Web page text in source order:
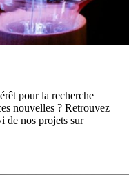
pour la recherche
nouvelles ? Retrouvez
de nos projets sur